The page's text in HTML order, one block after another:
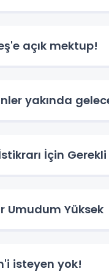
açık mektup!
yakında
İçin Gerekli
Umudum Yüksek
isteyen yok!